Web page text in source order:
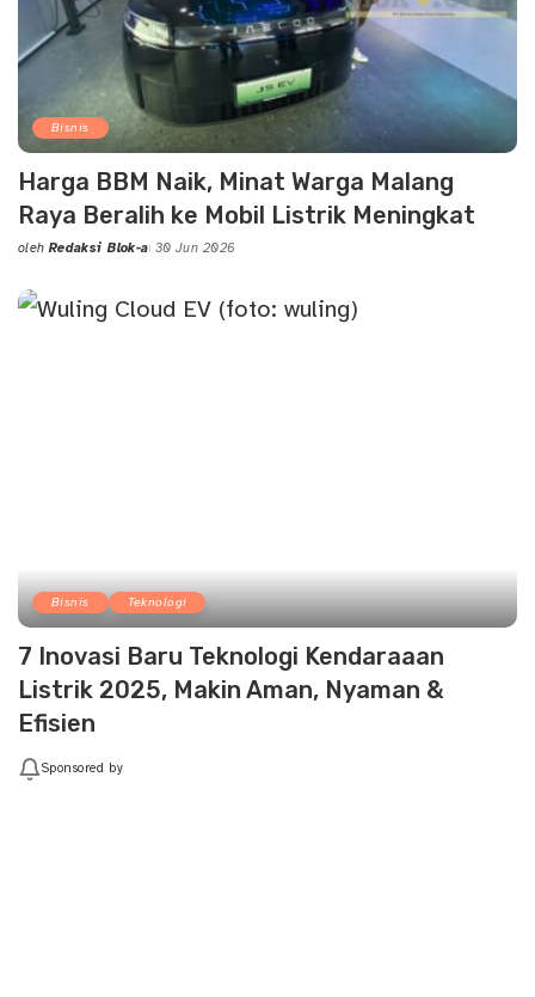
Bisnis
Harga BBM Naik, Minat Warga Malang
Raya Beralih ke Mobil Listrik Meningkat
Posted
oleh Redaksi Blok-a 30 Jun 2026
Bisnis Teknologi
7 Inovasi Baru Teknologi Kendaraaan
Listrik 2025, Makin Aman, Nyaman &
Efisien
Sponsored by